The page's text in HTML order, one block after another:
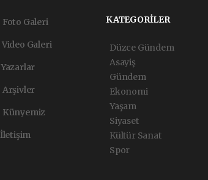
Foto Galeri
Video Galeri
Yazarlar
Arşivler
Künyemiz
İletişim
KATEGORİLER
Düzce Gündem
Asayiş
Gündem
Ekonomi
Yaşam
Siyaset
Kültür Sanat
Spor